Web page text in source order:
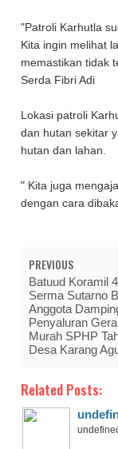
"Patroli Karhutla
Kita ingin melihat
memastikan tidak
Serda Fibri Adi
Lokasi patroli
dan hutan sekitar
hutan dan lahan.
" Kita juga
dengan cara
PREVIOUS
Batuud Koramil
Serma Sutarno
Anggota
Penyaluran
Murah SPHP
Desa Karang
Related Posts: